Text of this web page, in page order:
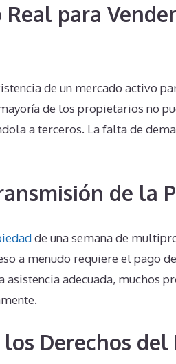
para
de un mercado activo
de los propietarios no
a terceros. La falta de
de la
de una semana de
a menudo requiere el pago
asistencia adecuada, muchos
Derechos